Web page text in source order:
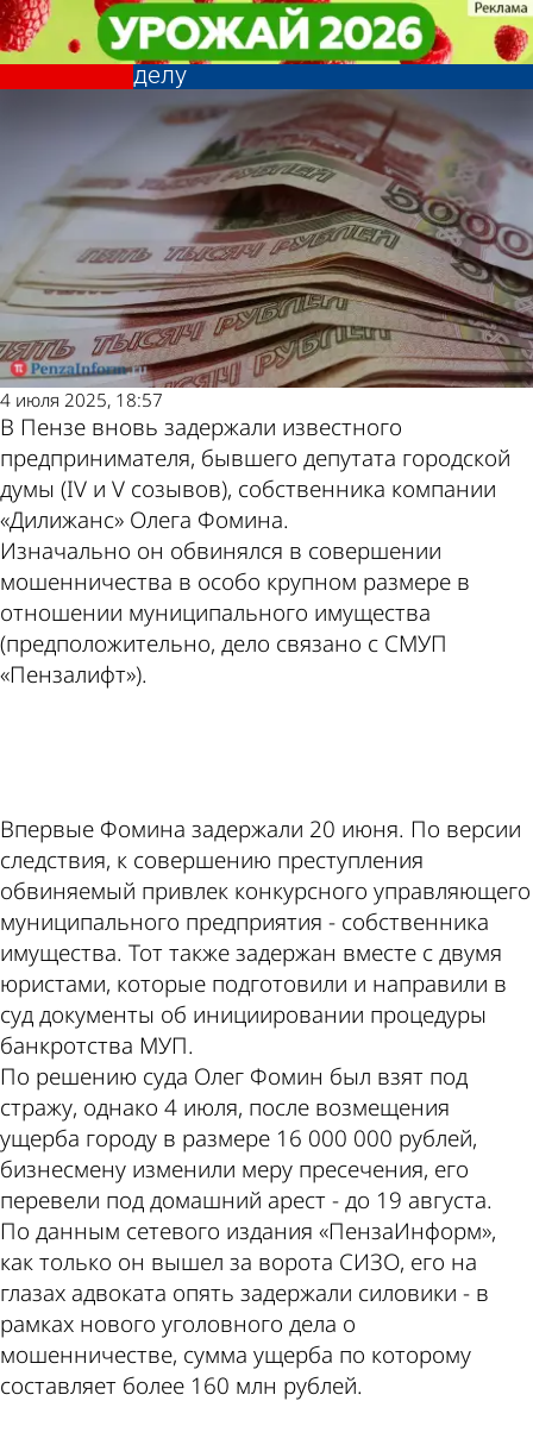
Бизнесмена Олега Фомина
задержали по новому уголовному
делу
Криминал
4 июля 2025, 18:57
В Пензе вновь задержали известного
предпринимателя, бывшего депутата городской
думы (IV и V созывов), собственника компании
«Дилижанс» Олега Фомина.
Изначально он обвинялся в совершении
мошенничества в особо крупном размере в
отношении муниципального имущества
(предположительно, дело связано с СМУП
«Пензалифт»).
Впервые Фомина задержали 20 июня. По версии
следствия, к совершению преступления
обвиняемый привлек конкурсного управляющего
муниципального предприятия - собственника
имущества. Тот также задержан вместе с двумя
юристами, которые подготовили и направили в
суд документы об инициировании процедуры
банкротства МУП.
По решению суда Олег Фомин был взят под
стражу, однако 4 июля, после возмещения
ущерба городу в размере 16 000 000 рублей,
бизнесмену изменили меру пресечения, его
перевели под домашний арест - до 19 августа.
По данным сетевого издания «ПензаИнформ»,
как только он вышел за ворота СИЗО, его на
глазах адвоката опять задержали силовики - в
рамках нового уголовного дела о
мошенничестве, сумма ущерба по которому
составляет более 160 млн рублей.
Бизнесмена Олега Фомина
задержали по новому уголовному
делу
Криминал
Другие новости
по теме
Погода и курсы
валют в Пензе